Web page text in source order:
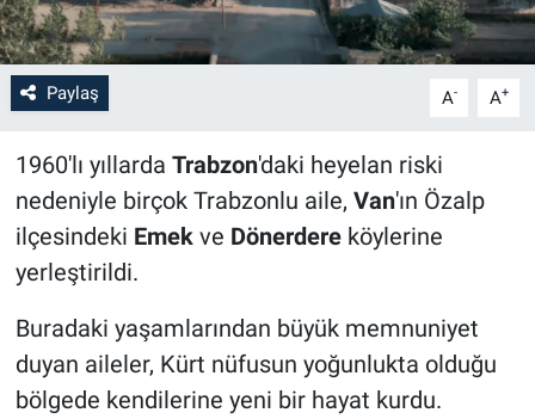
Paylaş A- A+
1960'lı yıllarda Trabzon'daki heyelan riski
nedeniyle birçok Trabzonlu aile, Van'ın Özalp
ilçesindeki Emekve Dönerdereköylerine
yerleştirildi.
Buradaki yaşamlarından büyük memnuniyet
duyan aileler, Kürt nüfusun yoğunlukta olduğu
bölgede kendilerine yeni bir hayat kurdu.